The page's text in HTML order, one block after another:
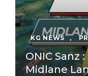
KG NEWS ,
ONIC Sanz
Midlane